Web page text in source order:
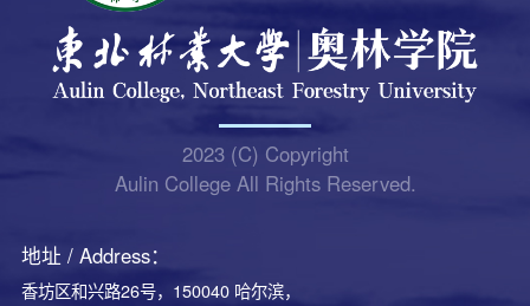
2023 (C) Copyright
Aulin College All Rights Reserved.
地址 / Address：
香坊区和兴路26号，150040 哈尔滨，